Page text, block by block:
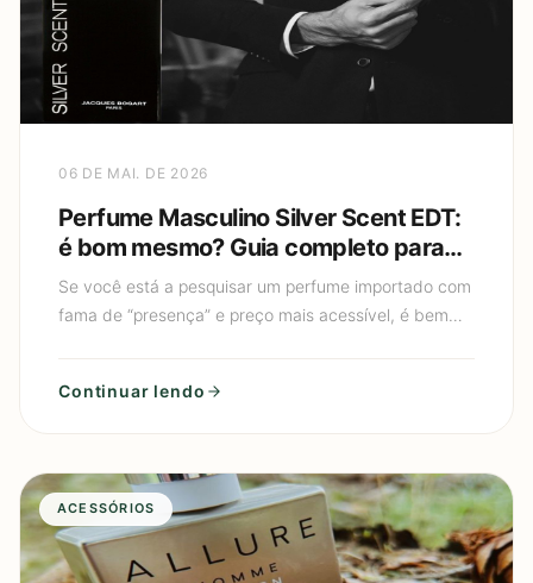
06 DE MAI. DE 2026
Perfume Masculino Silver Scent EDT:
é bom mesmo? Guia completo para
escolher e usar sem exagerar
Se você está a pesquisar um perfume importado com
fama de “presença” e preço mais acessível, é bem
Continuar lendo
ACESSÓRIOS